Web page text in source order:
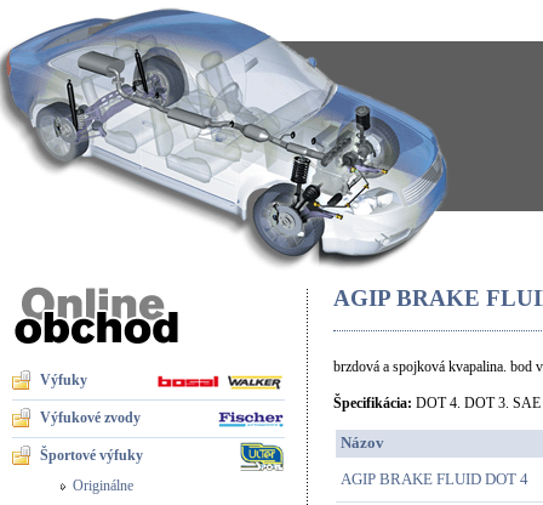
Výfuky
Výfukové zvody
Športové výfuky
Originálne
AGIP BRAKE
brzdová a spojková kvapalina. bod
Špecifikácia: DOT 4. DOT 3. SAE
Názov
AGIP BRAKE FLUID DOT 4